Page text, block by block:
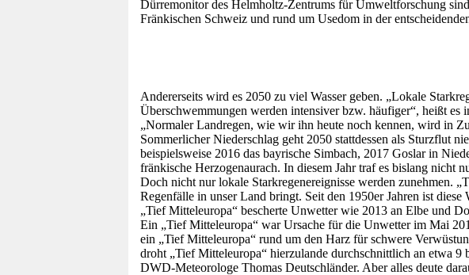
Dürremonitor des Helmholtz-Zentrums für Umweltforschung
Fränkischen Schweiz und rund um Usedom in der
Andererseits wird es 2050 zu viel Wasser geben. „Lokale
Überschwemmungen werden intensiver bzw. häufiger“, heißt
„Normaler Landregen, wie wir ihn heute noch kennen, wird in
Sommerlicher Niederschlag geht 2050 stattdessen als Sturzflut
beispielsweise 2016 das bayrische Simbach, 2017 Goslar in
fränkische Herzogenaurach. In diesem Jahr traf es bislang nicht
Doch nicht nur lokale Starkregen­ereignisse werden zunehmen.
Regenfälle in unser Land bringt. Seit den 1950er Jahren ist
„Tief Mittel­europa“ bescherte Unwetter wie 2013 an Elbe und
Ein „Tief Mitteleuropa“ war Ursache für die Unwetter im Mai
ein „Tief Mitteleuropa“ rund um den Harz für schwere
droht „Tief Mitteleuropa“ hierzulande durchschnittlich an etwa 9
DWD-Meteorologe Thomas Deutschländer. Aber alles deute